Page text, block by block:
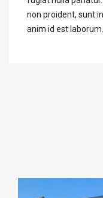
non proident, sunt
anim id est laborum.